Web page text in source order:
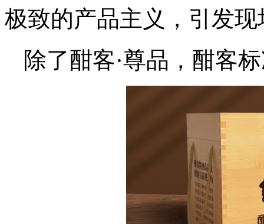
极致的产品主义，引发
除了酣客·尊品，酣客